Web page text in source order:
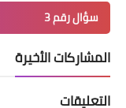
سؤال رقم 3
المشاركات الأخيرة
التعليقات